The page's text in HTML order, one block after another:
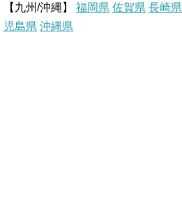
t
【九州/沖縄】 福岡県 佐賀県 長崎県
児島県 沖縄県